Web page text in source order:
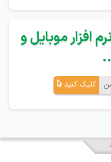
افزار موبایل و
کلیک کنید